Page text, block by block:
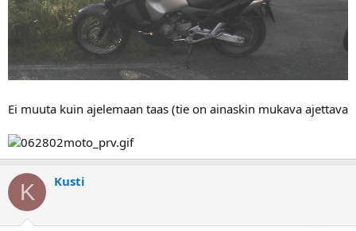
Ei muuta kuin ajelemaan taas (tie on ainaskin mukava ajettava
K Kusti